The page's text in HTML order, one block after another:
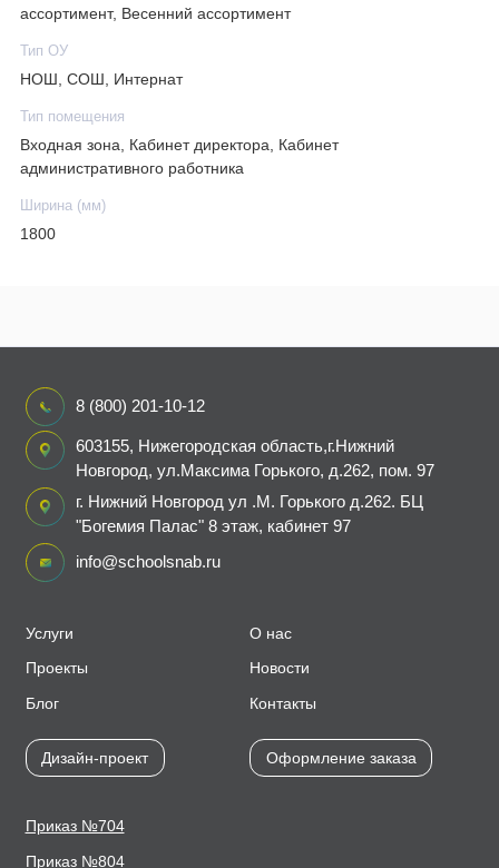
ассортимент, Весенний ассортимент
Тип ОУ
НОШ, СОШ, Интернат
Тип помещения
Входная зона, Кабинет директора, Кабинет
административного работника
Ширина (мм)
1800
Услуги
Проекты
Блог
Дизайн-проект
О нас
Новости
Контакты
Оформление заказа
Приказ №704
Приказ №804
8 (800) 201-10-12
603155, Нижегородская область,г.Нижний
Новгород, ул.Максима Горького, д.262, пом. 97
г. Нижний Новгород ул .М. Горького д.262. БЦ
"Богемия Палас" 8 этаж, кабинет 97
info@schoolsnab.ru